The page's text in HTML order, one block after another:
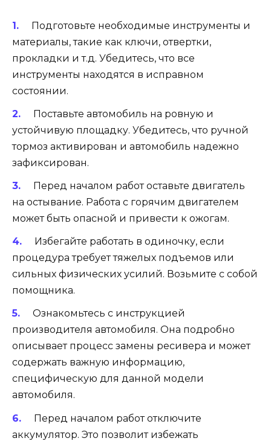
Подготовьте необходимые инструменты и
материалы, такие как ключи, отвертки,
прокладки и т.д. Убедитесь, что все
инструменты находятся в исправном
состоянии.
Поставьте автомобиль на ровную и
устойчивую площадку. Убедитесь, что ручной
тормоз активирован и автомобиль надежно
зафиксирован.
Перед началом работ оставьте двигатель
на остывание. Работа с горячим двигателем
может быть опасной и привести к ожогам.
Избегайте работать в одиночку, если
процедура требует тяжелых подъемов или
сильных физических усилий. Возьмите с собой
помощника.
Ознакомьтесь с инструкцией
производителя автомобиля. Она подробно
описывает процесс замены ресивера и может
содержать важную информацию,
специфическую для данной модели
автомобиля.
Перед началом работ отключите
аккумулятор. Это позволит избежать